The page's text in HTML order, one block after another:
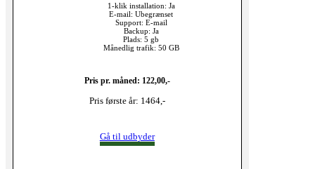
1-klik installation: Ja
E-mail: Ubegrænset
Support: E-mail
Backup: Ja
Plads: 5 gb
Månedlig trafik: 50 GB
Pris pr. måned: 122,00,-
Pris første år: 1464,-
Gå til udbyder